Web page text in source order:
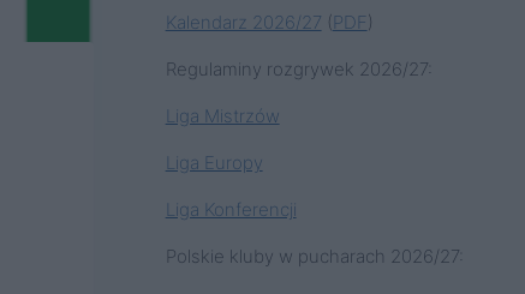
Kalendarz 2026/27 (PDF)
Regulaminy rozgrywek 2026/27:
Liga Mistrzów
Liga Europy
Liga Konferencji
Polskie kluby w pucharach 2026/27: